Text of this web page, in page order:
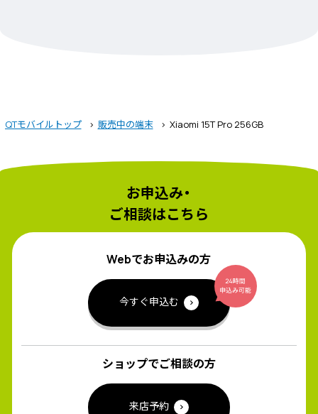
QTモバイルトップ 販売中の端末 Xiaomi 15T Pro 256GB
お申込み・
ご相談はこちら
Webでお申込みの方
今すぐ申込む
ショップでご相談の方
来店予約